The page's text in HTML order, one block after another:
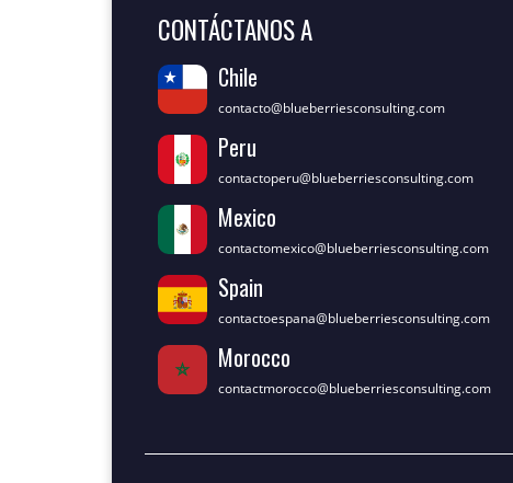
CONTÁCTANOS A
Chile
contacto@blueberriesconsulting.com
Peru
contactoperu@blueberriesconsulting.com
Mexico
contactomexico@blueberriesconsulting.com
Spain
contactoespana@blueberriesconsulting.com
Morocco
contactmorocco@blueberriesconsulting.com